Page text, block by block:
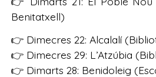
Benitatxell)
👉 Dimecres 22: Alcalalí
👉 Dimecres 29: L’Atzúbia
👉 Dimarts 28: Benidoleig